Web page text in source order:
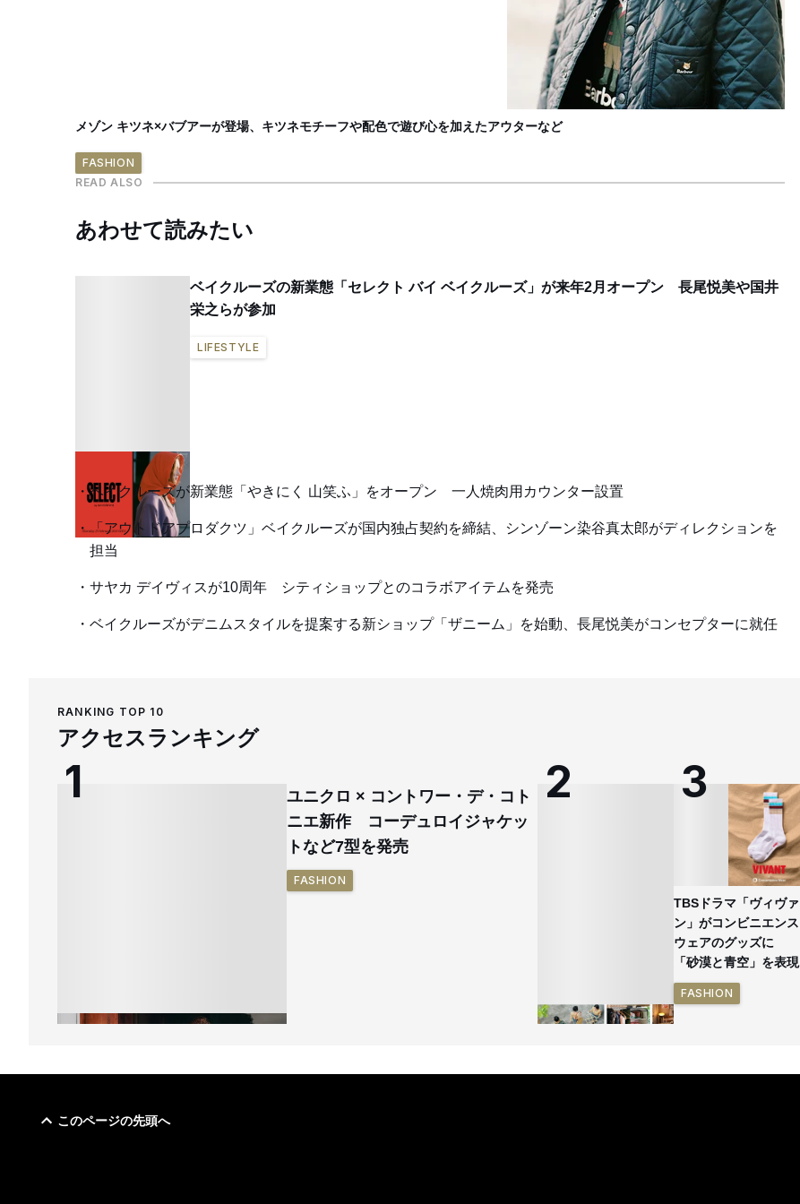
メゾン キツネ×バブアーが登場、キツネモチーフや配色で遊び心を加えたアウターなど
FASHION
READ ALSO
あわせて読みたい
ベイクルーズの新業態「セレクト バイ ベイクルーズ」が来年2月オープン 長尾悦美や国井
栄之らが参加
LIFESTYLE
ベイクルーズが新業態「やきにく 山笑ふ」をオープン 一人焼肉用カウンター設置
「アウトドアプロダクツ」ベイクルーズが国内独占契約を締結、シンゾーン染谷真太郎がディレクションを
担当
サヤカ デイヴィスが10周年 シティショップとのコラボアイテムを発売
ベイクルーズがデニムスタイルを提案する新ショップ「ザニーム」を始動、長尾悦美がコンセプターに就任
RANKING TOP 10
アクセスランキング
ユニクロ × コントワー・デ・コト
ニエ新作 コーデュロイジャケッ
トなど7型を発売
FASHION
TBSドラマ「ヴィヴァ
ン」がコンビニエンス
ウェアのグッズに
「砂漠と青空」を表現
FASHION
このページの先頭へ